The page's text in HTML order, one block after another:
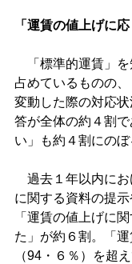
「運賃の値上げに
「標準的運賃」を
占めているものの
変動した際の対応
答が全体の約４割
い」も約４割にのぼ
過去１年以内にお
に関する資料の提
「運賃の値上げに
た」が約６割。「
（94・６％）を超